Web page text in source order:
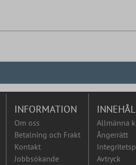
INFORMATION
Om oss
Betalning och Frakt
Kontakt
Jobbsökande
Allmänna
Ångerrätt
Avtryck